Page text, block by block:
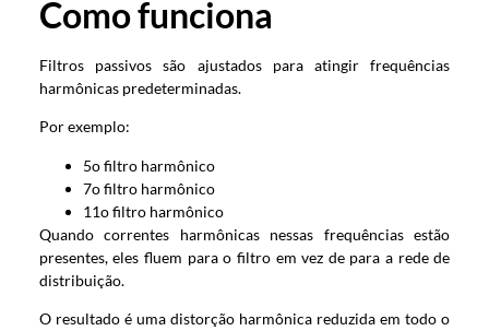
Como funciona
Filtros passivos são ajustados para atingir frequências
harmônicas predeterminadas.
Por exemplo:
5o filtro harmônico
7o filtro harmônico
11o filtro harmônico
Quando correntes harmônicas nessas frequências estão
presentes, eles fluem para o filtro em vez de para a rede de
distribuição.
O resultado é uma distorção harmônica reduzida em todo o